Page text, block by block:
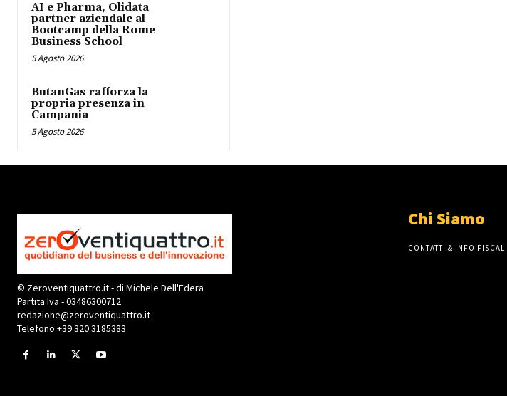
AI e Pharma, Olidata
partner aziendale al
Bootcamp della Rome
Business School
5 Agosto 2026
ButanGas rafforza la
propria presenza in
Campania
5 Agosto 2026
© Zeroventiquattro.it - di Michele Dell'Edera
Partita Iva - 03486300712
redazione@zeroventiquattro.it
Telefono +39 320 3185383
Chi Siamo
CONTATTI & INFO FISCALI